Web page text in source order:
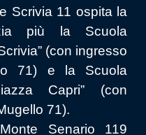
Scrivia 11 ospita la
più la Scuola
(con ingresso
71) e la Scuola
Capri” (con
71).
Senario 119